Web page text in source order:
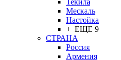
Текила
Мескаль
Настойка
+ ЕЩЕ 9
СТРАНА
Россия
Армения